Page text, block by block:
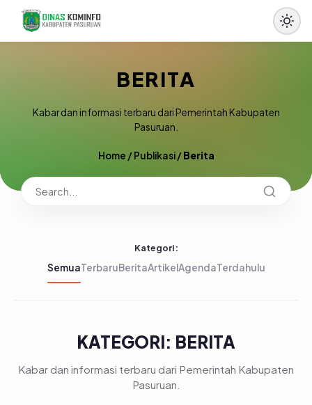
BERITA
Kabar dan informasi terbaru dari Pemerintah Kabupaten
Pasuruan.
Home /Publikasi/Berita
Kategori:
SemuaTerbaruBeritaArtikelAgendaTerdahulu
KATEGORI: BERITA
Kabar dan informasi terbaru dari Pemerintah Kabupaten
Pasuruan.